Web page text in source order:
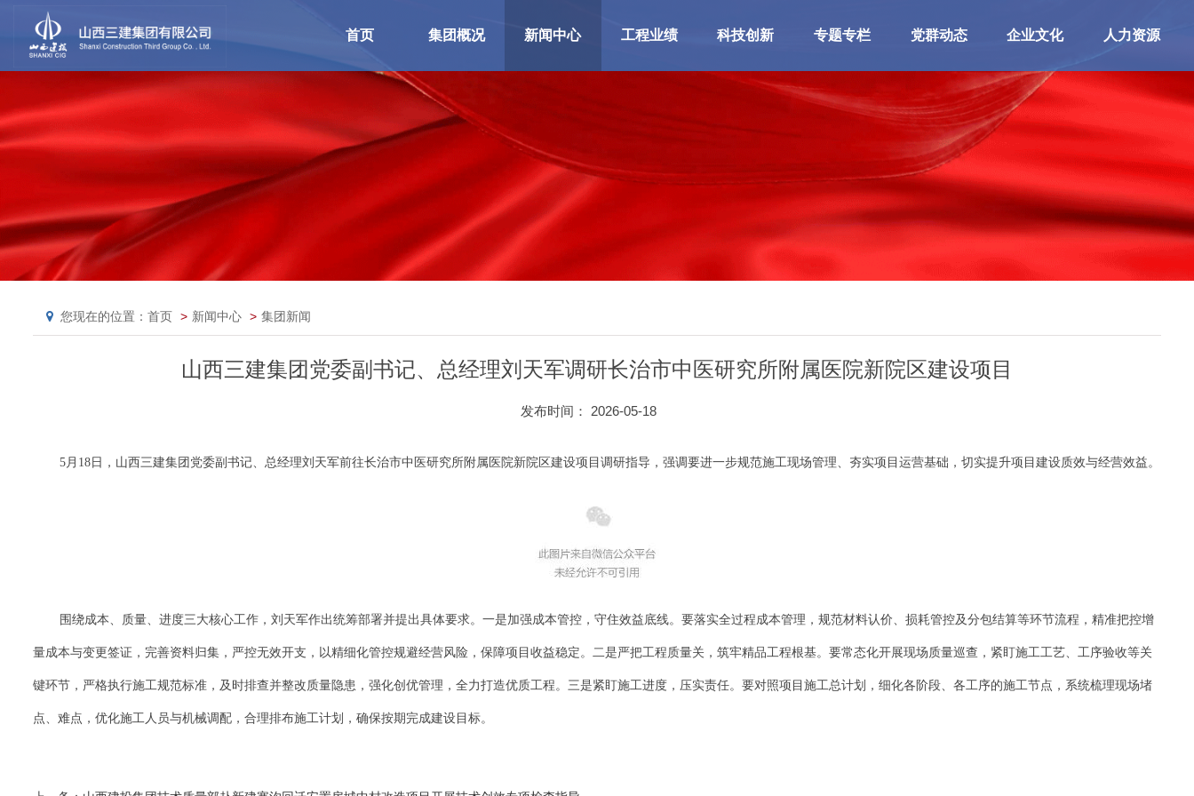
首页 集团概况 新闻中心 工程业绩 科技创新 专题专栏 党群动态 企业文化 人力资源
您现在的位置：首页 新闻中心 集团新闻
山西三建集团党委副书记、总经理刘天军调研长治市中医研究所附属医院新院区建设项目
发布时间： 2026-05-18
5月18日，山西三建集团党委副书记、总经理刘天军前往长治市中医研究所附属医院新院区建设项目调研指导，强调要进一步规范施工现场管理、夯实项目运营基础，切实提升项目建设质效与经营效益。
围绕成本、质量、进度三大核心工作，刘天军作出统筹部署并提出具体要求。一是加强成本管控，守住效益底线。要落实全过程成本管理，规范材料认价、损耗管控及分包结算等环节流程，精准把控增
量成本与变更签证，完善资料归集，严控无效开支，以精细化管控规避经营风险，保障项目收益稳定。二是严把工程质量关，筑牢精品工程根基。要常态化开展现场质量巡查，紧盯施工工艺、工序验收等关
键环节，严格执行施工规范标准，及时排查并整改质量隐患，强化创优管理，全力打造优质工程。三是紧盯施工进度，压实责任。要对照项目施工总计划，细化各阶段、各工序的施工节点，系统梳理现场堵
点、难点，优化施工人员与机械调配，合理排布施工计划，确保按期完成建设目标。